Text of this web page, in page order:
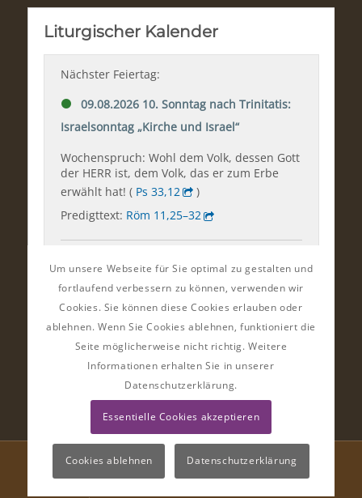
© Ev.-Luth. Kirchgemeinden im Striegistal | Gestaltung:Almut Bieber
Design & Werbung
Um unsere Webseite für Sie optimal zu gestalten und
fortlaufend verbessern zu können, verwenden wir
Cookies. Sie können diese Cookies erlauben oder
ablehnen. Wenn Sie Cookies ablehnen, funktioniert die
Seite möglicherweise nicht richtig. Weitere
Informationen erhalten Sie in unserer
Datenschutzerklärung.
Essentielle Cookies akzeptieren
Cookies ablehnen Datenschutzerklärung